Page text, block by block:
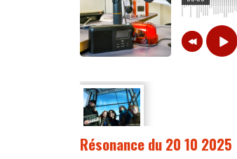
Résonance du 20 10 2025